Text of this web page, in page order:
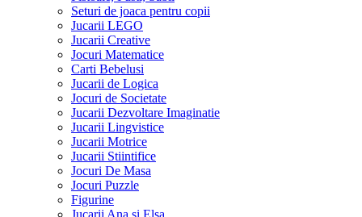
Seturi de joaca pentru copii
Jucarii LEGO
Jucarii Creative
Jocuri Matematice
Carti Bebelusi
Jucarii de Logica
Jocuri de Societate
Jucarii Dezvoltare Imaginatie
Jucarii Lingvistice
Jucarii Motrice
Jucarii Stiintifice
Jocuri De Masa
Jocuri Puzzle
Figurine